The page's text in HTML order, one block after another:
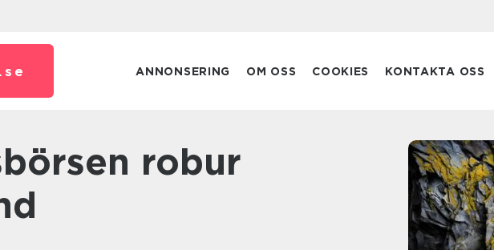
se ANNONSERING OM OSS COOKIES KONTAKTA OSS